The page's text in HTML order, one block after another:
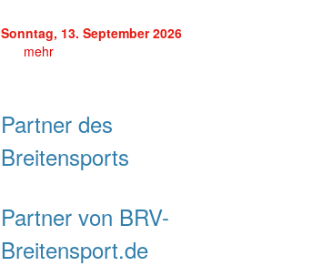
Sonntag, 13. September 2026
mehr
Partner des
Breitensports
Partner von BRV-
Breitensport.de